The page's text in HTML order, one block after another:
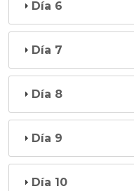
Día 6
Día 7
Día 8
Día 9
Día 10